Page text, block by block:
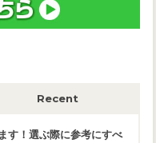
Recent
す！選ぶ際に参考にすべ